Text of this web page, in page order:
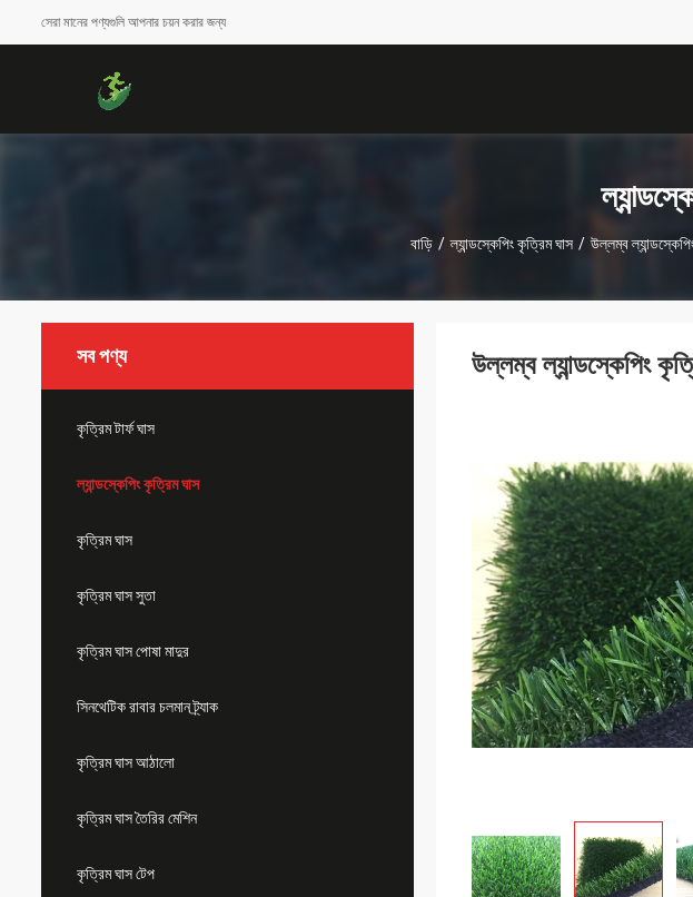
সেরা মানের পণ্যগুলি আপনার চয়ন করার জন্য
বাড়ি / ল্যান্ডস্কেপিং কৃত্রিম ঘাস / উল্লম্ব
সব পণ্য
কৃত্রিম টার্ফ ঘাস
ল্যান্ডস্কেপিং কৃত্রিম ঘাস
কৃত্রিম ঘাস
কৃত্রিম ঘাস সুতা
কৃত্রিম ঘাস পোষা মাদুর
সিনথেটিক রাবার চলমান ট্র্যাক
কৃত্রিম ঘাস আঠালো
কৃত্রিম ঘাস তৈরির মেশিন
কৃত্রিম ঘাস টেপ
উল্লম্ব ল্যান্ডস্কেপিং